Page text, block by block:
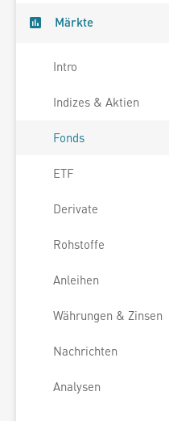
Märkte
Intro
Indizes & Aktien
Fonds
ETF
Derivate
Rohstoffe
Anleihen
Währungen & Zinsen
Nachrichten
Analysen